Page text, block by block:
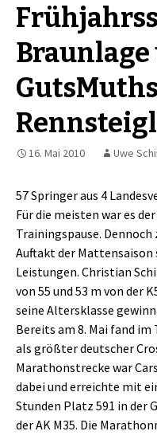
Braunlage
16. Mai 2010 Uwe
57 Springer aus 4
Für die meisten war es
Trainingspause.
Auftakt der Mattensaison
Leistungen. Christian
von 55 und 53 m von der
seine Altersklasse
Bereits am 8. Mai fand
als größter deutscher
Marathonstrecke war
dabei und erreichte mit
Stunden Platz 591 in der
der AK M35. Die